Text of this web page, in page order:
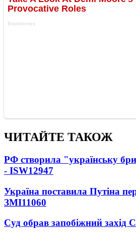
ЧИТАЙТЕ ТАКОЖ
РФ створила "українську
- ISW12947
Україна поставила Путіна
ЗМІ11060
Суд обрав запобіжний захід